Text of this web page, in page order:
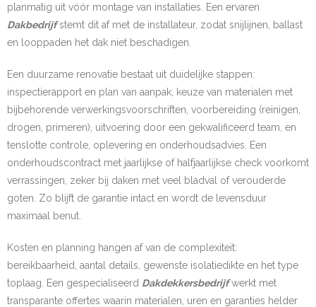
planmatig uit vóór montage van installaties. Een ervaren
Dakbedrijfstemt dit af met de installateur, zodat snijlijnen, ballast
en looppaden het dak niet beschadigen.
Een duurzame renovatie bestaat uit duidelijke stappen:
inspectierapport en plan van aanpak, keuze van materialen met
bijbehorende verwerkingsvoorschriften, voorbereiding (reinigen,
drogen, primeren), uitvoering door een gekwalificeerd team, en
tenslotte controle, oplevering en onderhoudsadvies. Een
onderhoudscontract met jaarlijkse of halfjaarlijkse check voorkomt
verrassingen, zeker bij daken met veel bladval of verouderde
goten. Zo blijft de garantie intact en wordt de levensduur
maximaal benut.
Kosten en planning hangen af van de complexiteit:
bereikbaarheid, aantal details, gewenste isolatiedikte en het type
toplaag. Een gespecialiseerd Dakdekkersbedrijfwerkt met
transparante offertes waarin materialen, uren en garanties helder